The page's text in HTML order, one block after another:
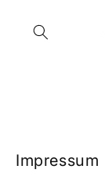
Inhalt
Impressum